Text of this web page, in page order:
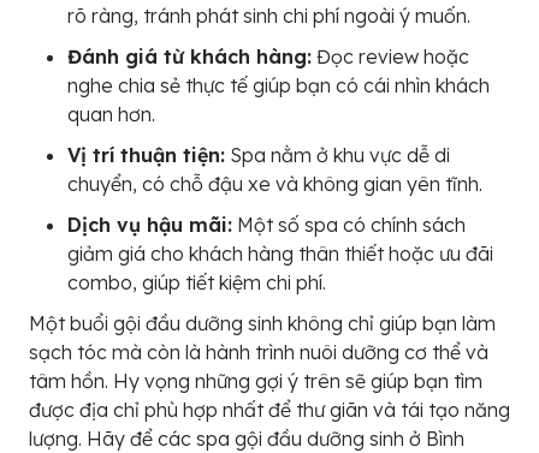
rõ ràng, tránh phát sinh chi phí ngoài ý muốn.
Đánh giá từ khách hàng: Đọc review hoặc
nghe chia sẻ thực tế giúp bạn có cái nhìn khách
quan hơn.
Vị trí thuận tiện: Spa nằm ở khu vực dễ di
chuyển, có chỗ đậu xe và không gian yên tĩnh.
Dịch vụ hậu mãi: Một số spa có chính sách
giảm giá cho khách hàng thân thiết hoặc ưu đãi
combo, giúp tiết kiệm chi phí.
Một buổi gội đầu dưỡng sinh không chỉ giúp bạn làm
sạch tóc mà còn là hành trình nuôi dưỡng cơ thể và
tâm hồn. Hy vọng những gợi ý trên sẽ giúp bạn tìm
được địa chỉ phù hợp nhất để thư giãn và tái tạo năng
lượng. Hãy để các spa gội đầu dưỡng sinh ở Bình